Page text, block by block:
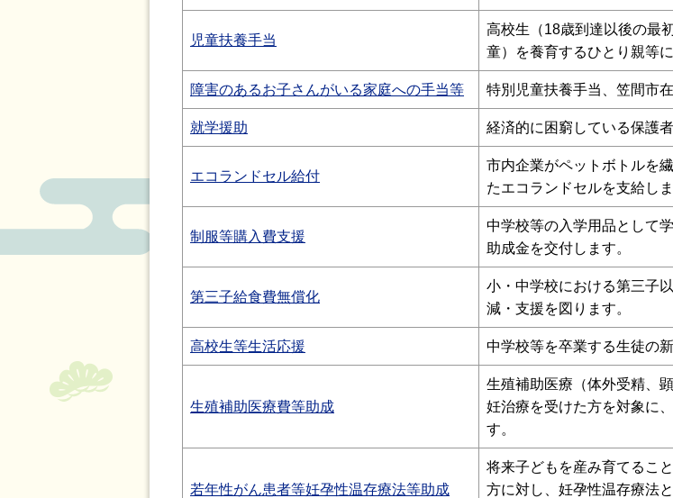
児童扶養手当
高校生（18歳到達以後の最
童）を養育するひとり親等
障害のあるお子さんがいる家庭への手当等 特別児童扶養手当、笠間市
就学援助 経済的に困窮している保護
エコランドセル給付
市内企業がペットボトルを
たエコランドセルを支給しま
制服等購入費支援
中学校等の入学用品として
助成金を交付します。
第三子給食費無償化
小・中学校における第三子
減・支援を図ります。
高校生等生活応援 中学校等を卒業する生徒の
生殖補助医療費等助成
生殖補助医療（体外受精、
妊治療を受けた方を対象に
す。
若年性がん患者等妊孕性温存療法等助成
将来子どもを産み育てるこ
方に対し、妊孕性温存療法